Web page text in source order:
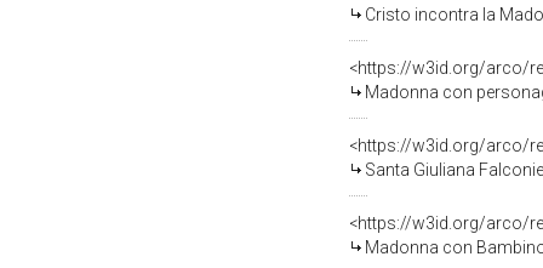
Cristo incontra la
<https://w3id.org/arco/
Madonna con
<https://w3id.org/arco/
Santa Giuliana
<https://w3id.org/arco/
Madonna con